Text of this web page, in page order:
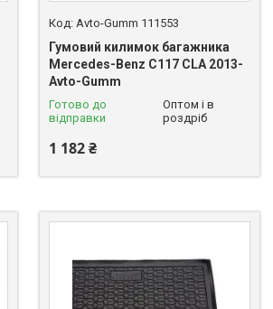
Avto-Gumm 111553
Гумовий килимок багажника
Mercedes-Benz C117 CLA 2013-
Avto-Gumm
Готово до
відправки
Оптом і в
роздріб
1 182 ₴